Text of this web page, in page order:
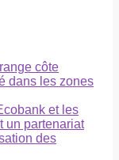
côte
dans les zones
et les
un partenariat
des